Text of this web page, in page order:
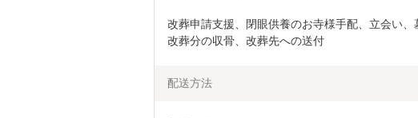
改葬申請支援、閉眼供養のお寺様手配、立会い、
改葬分の収骨、改葬先への送付
配送方法